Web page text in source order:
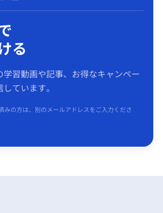
る
習動画や記事、お得なキャンペー
ています。
みの方は、別のメールアドレスをご入力くださ